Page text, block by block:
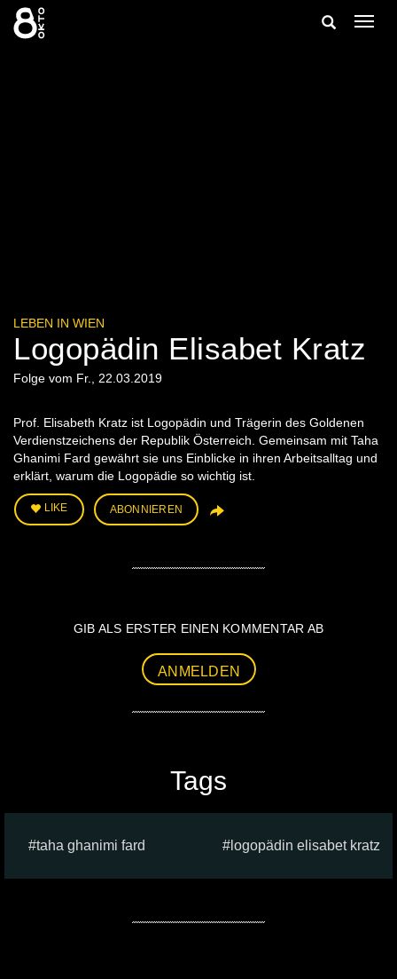
Zum
Inhalt
springen
Suche
LEBEN IN WIEN
Logopädin Elisabet Kratz
Folge vom Fr., 22.03.2019
Prof. Elisabeth Kratz ist Logopädin und Trägerin des Goldenen
Verdienstzeichens der Republik Österreich. Gemeinsam mit Taha
Ghanimi Fard gewährt sie uns Einblicke in ihren Arbeitsalltag und
erklärt, warum die Logopädie so wichtig ist.
LIKE ABONNIEREN
GIB ALS ERSTER EINEN KOMMENTAR AB
ANMELDEN
Tags
taha ghanimi fard logopädin elisabet kratz